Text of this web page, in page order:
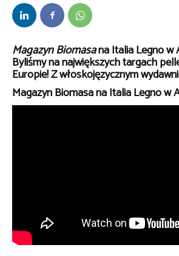
Magazyn Biomasana Italia Legno w
Byliśmy na największych targach
Europie! Z włoskojęzycznym
Magazyn Biomasa na Italia Legno w